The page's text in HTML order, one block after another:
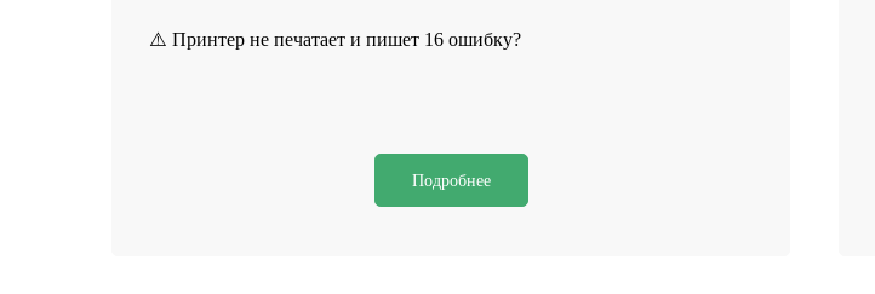
⚠️ Принтер не печатает и пишет 16 ошибку?
Подробнее